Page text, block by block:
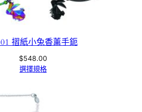
摺紙小兔香薰手鈪
$548.00
選擇規格